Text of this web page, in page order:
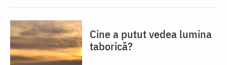
Cine a putut vedea lumina
taborică?